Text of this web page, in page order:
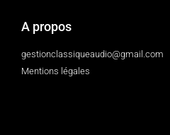
A propos
gestionclassiqueaudio@gmail.com
Mentions légales